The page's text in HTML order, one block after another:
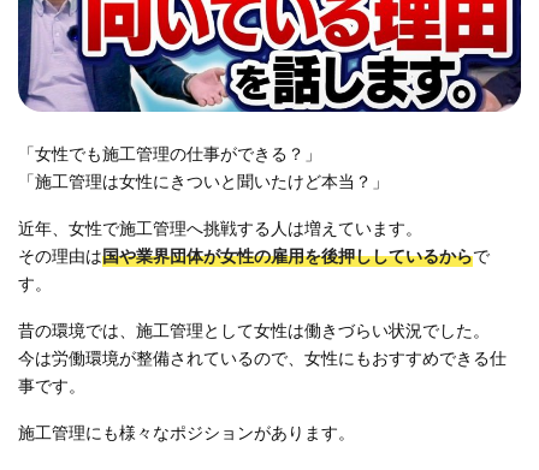
「女性でも施工管理の仕事ができる？」
「施工管理は女性にきついと聞いたけど本当？」
近年、女性で施工管理へ挑戦する人は増えています。
その理由は国や業界団体が女性の雇用を後押ししているからで
す。
昔の環境では、施工管理として女性は働きづらい状況でした。
今は労働環境が整備されているので、女性にもおすすめできる仕
事です。
施工管理にも様々なポジションがあります。